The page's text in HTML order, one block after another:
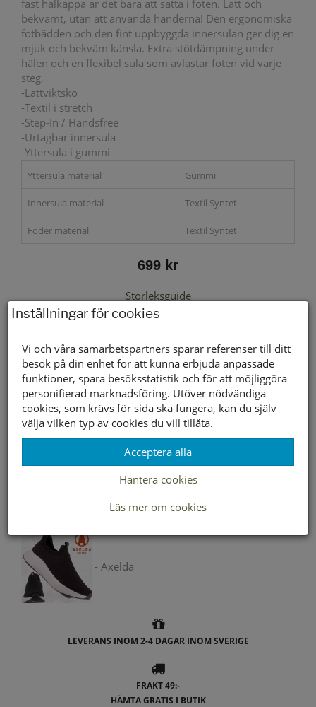
fast hälkappa är det bara att sätta i foten. Lätt och
bekvämt, utan att använda händerna! Den ergonomiska
fotbädden och den fint uppbyggda innersulan ger dig en
mjuk och bekväm känsla. Extra stötdämpning under
hälen och en flexibel sula som avlastar foten vid varje
steg.
-Lättviktsko
-Textil i stretch
-Step-In / Handsfree
-Urtagbar innersula
-Yttersula i gummi
Yttersula material Gummi
Innersula material Textil Syntet
Foder material Textil Syntet
699 kr
Storleksguide
Välj storlek först
Lagerstatus per butik
- Axelda
LEVERANS INOM 2-4 DAGAR INOM SVERIGE
FRAKT 49:-
HÄMTA GRATIS I BUTIK
Inställningar för cookies
Vi och våra samarbetspartners sparar referenser till ditt
besök på din enhet för att kunna erbjuda anpassade
funktioner, spara besöksstatistik och för att möjliggöra
personifierad marknadsföring. Utöver nödvändiga
cookies, som krävs för sida ska fungera, kan du själv
välja vilken typ av cookies du vill tillåta.
Acceptera alla
Hantera cookies
Läs mer om cookies